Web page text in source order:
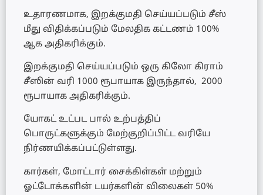
உதாரணமாக, இறக்குமதி செய்யப்படும் சீஸ்
மீது விதிக்கப்படும் மேலதிக கட்டணம் 100%
ஆக அதிகரிக்கும்.
இறக்குமதி செய்யப்படும் ஒரு கிலோ கிராம்
சீஸின் வரி 1000 ரூபாயாக இருந்தால், 2000
ரூபாயாக அதிகரிக்கும்.
யோகட் உட்பட பால் உற்பத்திப்
பொருட்களுக்கும் மேற்குறிப்பிட்ட வரியே
நிர்ணயிக்கப்பட்டுள்ளது.
கார்கள், மோட்டார் சைக்கிள்கள் மற்றும்
ஓட்டோக்களின் டயர்களின் விலைகள் 50%